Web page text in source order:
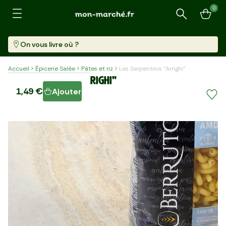
Recherche
0
On vous livre où ?
Accueil Épicerie Salée Pâtes et riz Les Serpentinis "Arrighi"
Les Serpentinis "Arrighi"
1,49 € Ajouter